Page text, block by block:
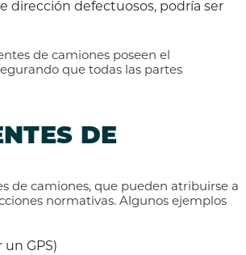
dirección defectuosos, podría ser
de camiones poseen el
que todas las partes
DE
de camiones, que pueden atribuirse a
normativas. Algunos ejemplos
GPS)